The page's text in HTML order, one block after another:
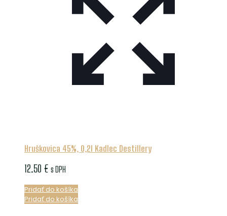
Hruškovica 45%, 0,2l Kadlec Destillery
12.50 € s DPH
Pridať do košíka
Pridať do košíka